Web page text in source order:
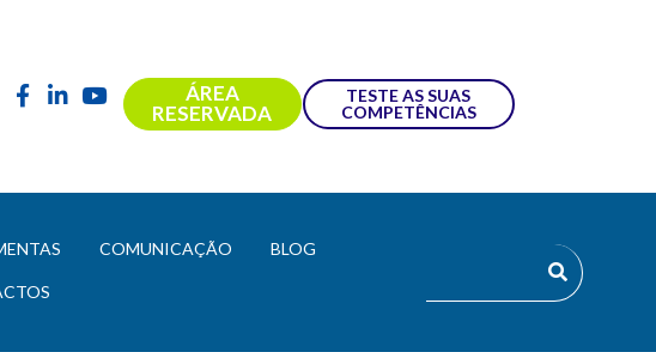
ÁREA
RESERVADA
TESTE AS SUAS
COMPETÊNCIAS
COMUNICAÇÃO BLOG